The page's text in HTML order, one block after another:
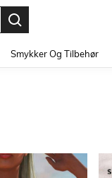
Smykker Og Tilbehør